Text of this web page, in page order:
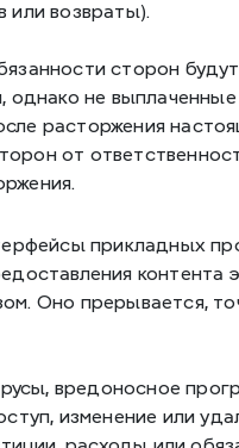
или возвраты).
сторон
не
расторжения
от
прикладных
контента
Оно прерывается,
вредоносное
изменение или